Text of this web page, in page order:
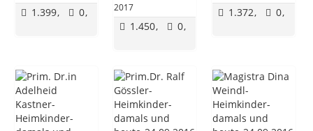
1.399 0
2017
1.450 0
1.372 0